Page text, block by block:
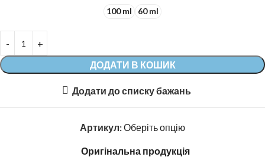
100 ml 60 ml
ДОДАТИ В КОШИК
Додати до списку бажань
Артикул:Оберіть опцію
Оригінальна продукція